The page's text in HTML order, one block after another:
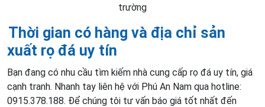
trường
Thời gian có hàng và địa chỉ sản
xuất rọ đá uy tín
Bạn đang có nhu cầu tìm kiếm nhà cung cấp rọ đá uy tín, giá
cạnh tranh. Nhanh tay liên hệ với Phú An Nam qua hotline:
0915.378.188. Để chúng tôi tư vấn báo giá tốt nhất đến